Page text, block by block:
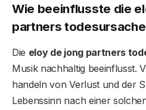
Wie beeinflusste die
partners
Die eloy de jong partners
Musik nachhaltig beeinflusst.
handeln von Verlust und der
Lebenssinn nach einer